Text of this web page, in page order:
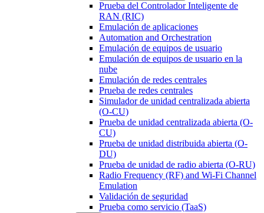
Prueba del Controlador Inteligente de
RAN (RIC)
Emulación de aplicaciones
Automation and Orchestration
Emulación de equipos de usuario
Emulación de equipos de usuario en la
nube
Emulación de redes centrales
Prueba de redes centrales
Simulador de unidad centralizada abierta
(O-CU)
Prueba de unidad centralizada abierta (O-
CU)
Prueba de unidad distribuida abierta (O-
DU)
Prueba de unidad de radio abierta (O-RU)
Radio Frequency (RF) and Wi-Fi Channel
Emulation
Validación de seguridad
Prueba como servicio (TaaS)